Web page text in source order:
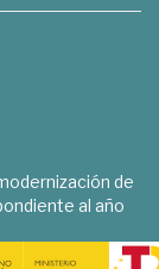
de
al año